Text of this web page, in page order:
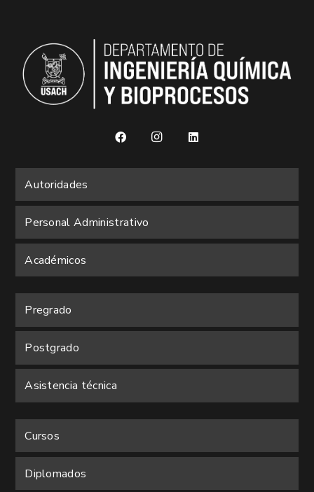
Autoridades
Personal Administrativo
Académicos
Pregrado
Postgrado
Asistencia técnica
Cursos
Diplomados